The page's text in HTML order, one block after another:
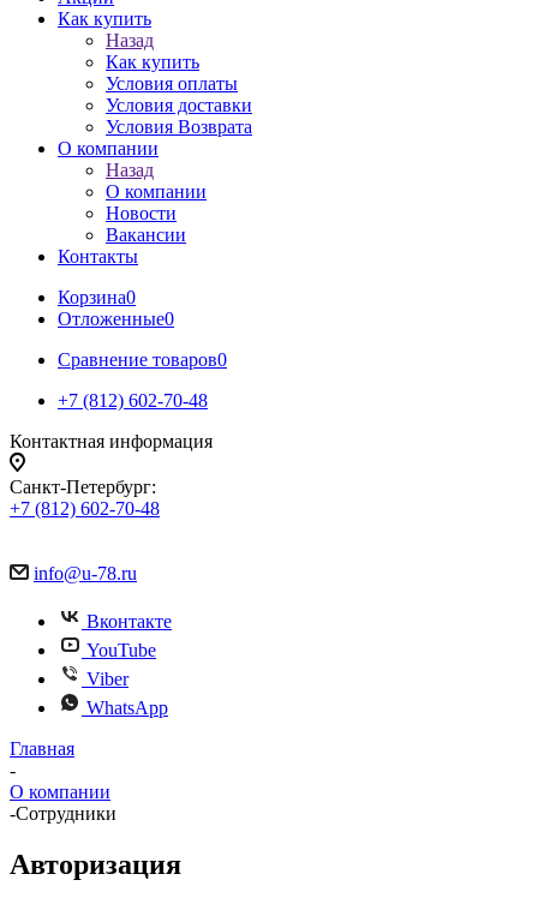
Как купить
Назад
Как купить
Условия оплаты
Условия доставки
Условия Возврата
О компании
Назад
О компании
Новости
Вакансии
Контакты
Корзина0
Отложенные0
Сравнение товаров0
+7 (812) 602-70-48
Контактная информация
Санкт-Петербург:
+7 (812) 602-70-48
info@u-78.ru
Вконтакте
YouTube
Viber
WhatsApp
Главная
-
О компании
-Сотрудники
Авторизация